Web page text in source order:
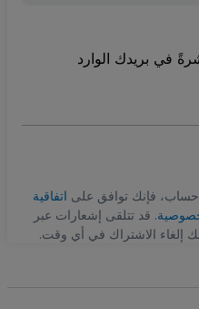
في بريدك الوارد
فإنك توافق على اتفاقية
. قد تتلقى إشعارات عبر
إلغاء الاشتراك في أي وقت.